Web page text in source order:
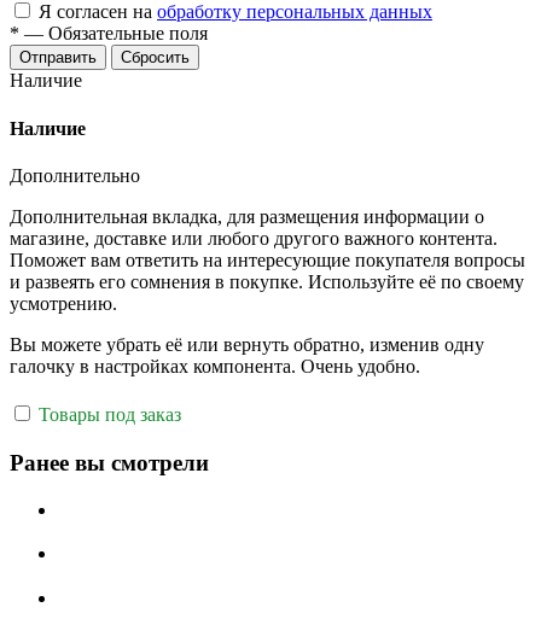
Я согласен на обработку персональных данных
* — Обязательные поля
Отправить Сбросить
Наличие
Наличие
Дополнительно
Дополнительная вкладка, для размещения информации о
магазине, доставке или любого другого важного контента.
Поможет вам ответить на интересующие покупателя вопросы
и развеять его сомнения в покупке. Используйте её по своему
усмотрению.
Вы можете убрать её или вернуть обратно, изменив одну
галочку в настройках компонента. Очень удобно.
Товары под заказ
Ранее вы смотрели